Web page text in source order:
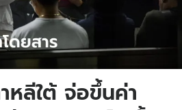
หลีใต้ จ่อขึ้นค่า